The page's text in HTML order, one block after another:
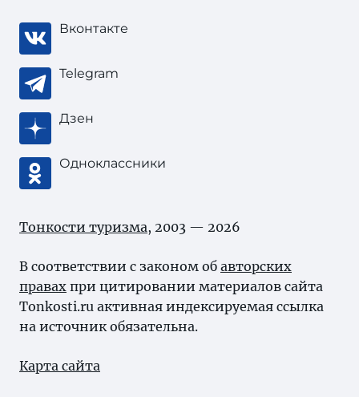
Вконтакте
Telegram
Дзен
Одноклассники
Тонкости туризма, 2003 — 2026
В соответствии с законом об авторских
правах при цитировании материалов сайта
Tonkosti.ru активная индексируемая ссылка
на источник обязательна.
Карта сайта